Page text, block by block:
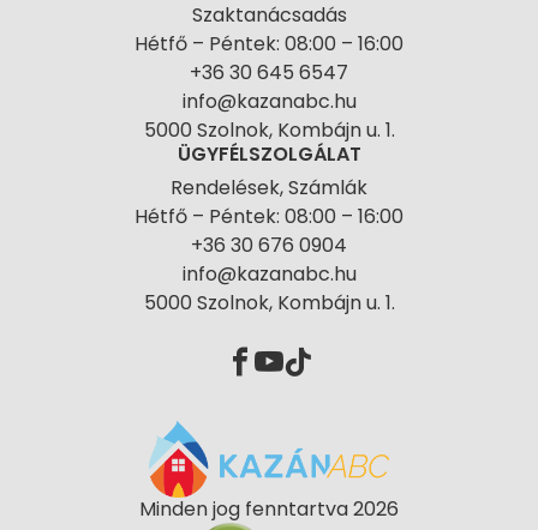
Szaktanácsadás
Hétfő – Péntek: 08:00 – 16:00
+36 30 645 6547
info@kazanabc.hu
5000 Szolnok, Kombájn u. 1.
ÜGYFÉLSZOLGÁLAT
Rendelések, Számlák
Hétfő – Péntek: 08:00 – 16:00
+36 30 676 0904
info@kazanabc.hu
5000 Szolnok, Kombájn u. 1.
Minden jog fenntartva 2026